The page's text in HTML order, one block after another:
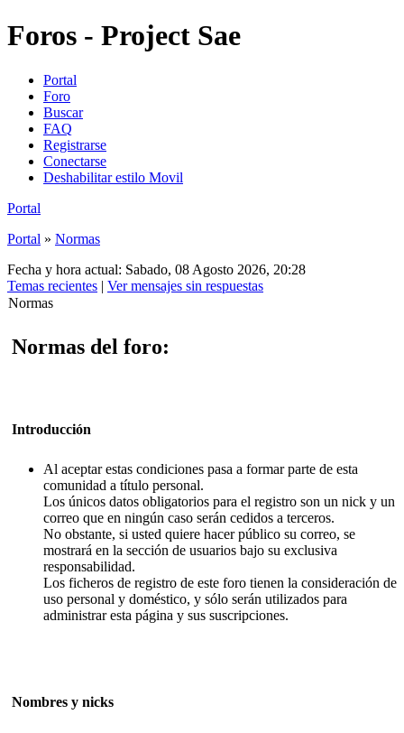
Foros - Project Sae
Portal
Foro
Buscar
FAQ
Registrarse
Conectarse
Deshabilitar estilo Movil
Portal
Portal » Normas
Fecha y hora actual: Sabado, 08 Agosto 2026, 20:28
Temas recientes | Ver mensajes sin respuestas
Normas
Normas del foro:
Introducción
Al aceptar estas condiciones pasa a formar parte de esta
comunidad a título personal.
Los únicos datos obligatorios para el registro son un nick y un
correo que en ningún caso serán cedidos a terceros.
No obstante, si usted quiere hacer público su correo, se
mostrará en la sección de usuarios bajo su exclusiva
responsabilidad.
Los ficheros de registro de este foro tienen la consideración de
uso personal y doméstico, y sólo serán utilizados para
administrar esta página y sus suscripciones.
Nombres y nicks